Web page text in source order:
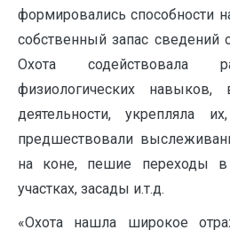
формировались способности
собственный запас сведений
Охота
физиологических
деятельности, укрепляла
предшествовали
на коне, пешие переходы
участках, засады и.т.д.
«Охота нашла широкое